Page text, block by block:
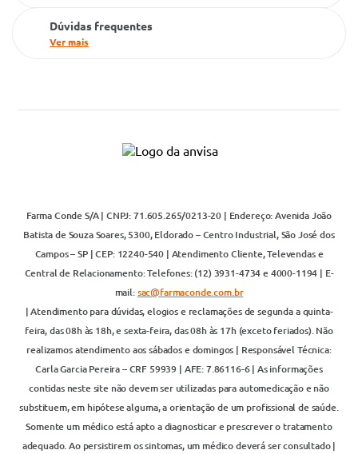
Dúvidas frequentes
Ver mais
Farma Conde S/A | CNPJ: 71.605.265/0213-20 | Endereço: Avenida João
Batista de Souza Soares, 5300, Eldorado – Centro Industrial, São José dos
Campos – SP | CEP: 12240-540 | Atendimento Cliente, Televendas e
Central de Relacionamento: Telefones: (12) 3931-4734 e 4000-1194 | E-
mail:sac@farmaconde.com.br
| Atendimento para dúvidas, elogios e reclamações de segunda a quinta-
feira, das 08h às 18h, e sexta-feira, das 08h às 17h (exceto feriados). Não
realizamos atendimento aos sábados e domingos | Responsável Técnica:
Carla Garcia Pereira – CRF 59939 | AFE: 7.86116-6 | As informações
contidas neste site não devem ser utilizadas para automedicação e não
substituem, em hipótese alguma, a orientação de um profissional de saúde.
Somente um médico está apto a diagnosticar e prescrever o tratamento
adequado. Ao persistirem os sintomas, um médico deverá ser consultado |